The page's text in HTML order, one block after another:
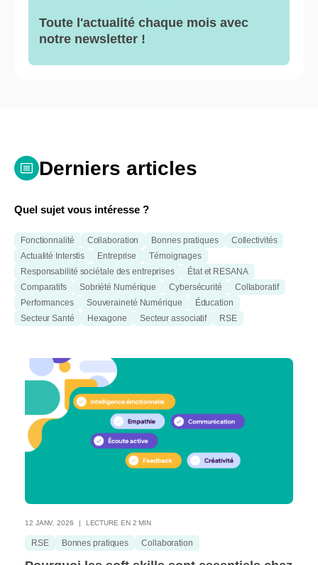
Toute l'actualité chaque mois avec
notre newsletter !
Derniers articles
Quel sujet vous intéresse ?
Fonctionnalité Collaboration Bonnes pratiques
Collectivités
Actualité Interstis
Entreprise
Témoignages
Responsabilité sociétale des entreprises
État et RESANA
Comparatifs
Sobriété Numérique Cybersécurité
Collaboratif
Performances
Souveraineté Numérique
Éducation
Secteur Santé
Hexagone Secteur associatif RSE
12 JANV. 2026 LECTURE EN 2 MIN
RSE Bonnes pratiques Collaboration